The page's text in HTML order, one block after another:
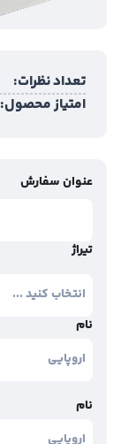
تعداد نظرات:
امتیاز محصول:
عنوان سفارش
تیراژ
نام
نام